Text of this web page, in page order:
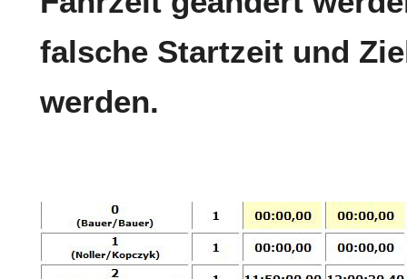
falsche Startzeit und
werden.